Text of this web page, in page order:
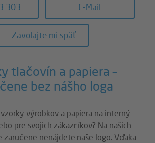
303 E-Mail
Zavolajte mi späť
tlačovín a papiera –
bez nášho loga
výrobkov a papiera na interný
pre svojich zákazníkov? Na našich
zaručene nenájdete naše logo. Vďaka